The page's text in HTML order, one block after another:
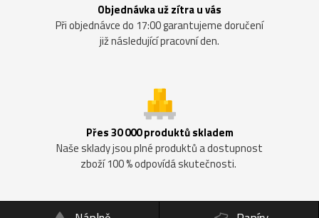
Objednávka už zítra u vás
Při objednávce do 17:00 garantujeme doručení
již následující pracovní den.
Přes 30 000 produktů skladem
Naše sklady jsou plné produktů a dostupnost
zboží 100 % odpovídá skutečnosti.